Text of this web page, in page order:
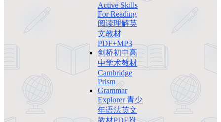
Active Skills
For Reading
阅读理解英
文教材
PDF+MP3
剑桥初中高
中学术教材
Cambridge
Prism
Grammar
Explorer 青少
年语法英文
教材PDF附